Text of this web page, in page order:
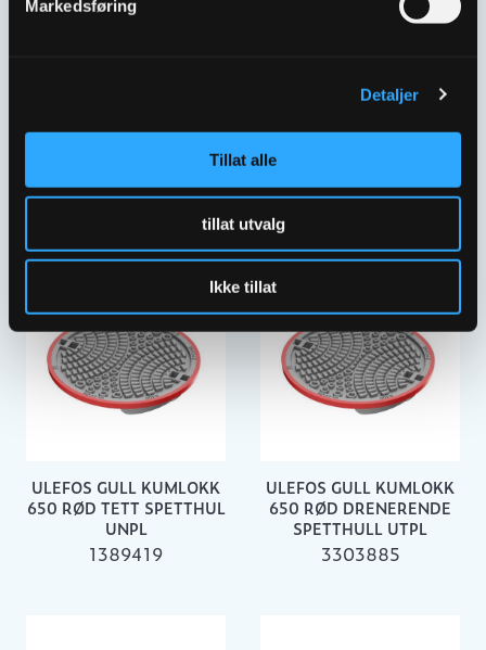
Markedsføring
Detaljer
Tillat alle
tillat utvalg
Ikke tillat
ULEFOS GULL KUMLOKK
650 BLÅ DRENERENDE
3303884
ULEFOS GULL KUMLOKK
650 BLÅ TETT SPETTHUL
1509541
ULEFOS GULL KUMLOKK
650 RØD TETT SPETTHUL
UNPL
1389419
ULEFOS GULL KUMLOKK
650 RØD DRENERENDE
SPETTHULL UTPL
3303885